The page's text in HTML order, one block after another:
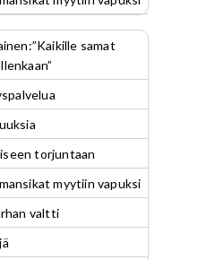
samat
torjuntaan
myytiin vapuksi
valtti